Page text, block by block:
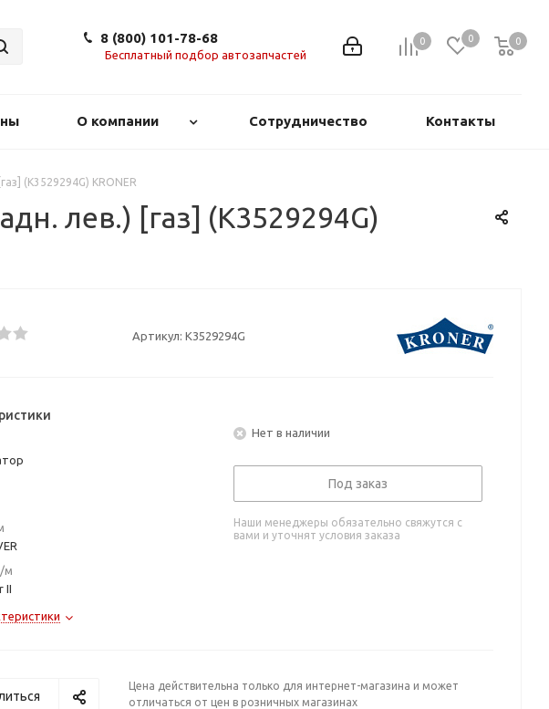
0 0 0
0
8 (800) 101-78-68
Бесплатный подбор автозапчастей
О компании Сотрудничество Контакты
(K3529294G) KRONER
лев.) [газ] (K3529294G)
Артикул: K3529294G
м
II
Нет в наличии
Под заказ
Наши менеджеры обязательно свяжутся с
вами и уточнят условия заказа
Цена действительна только для интернет-магазина и может
отличаться от цен в розничных магазинах